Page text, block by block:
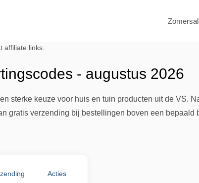
affiliate links.
- augustus 2026
sterke keuze voor huis en tuin producten uit de VS.
gratis verzending bij bestellingen boven een bepaald
Acties